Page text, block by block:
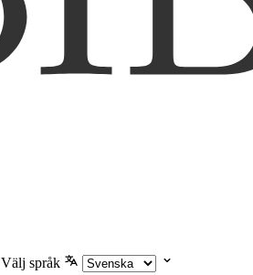
Välj språk